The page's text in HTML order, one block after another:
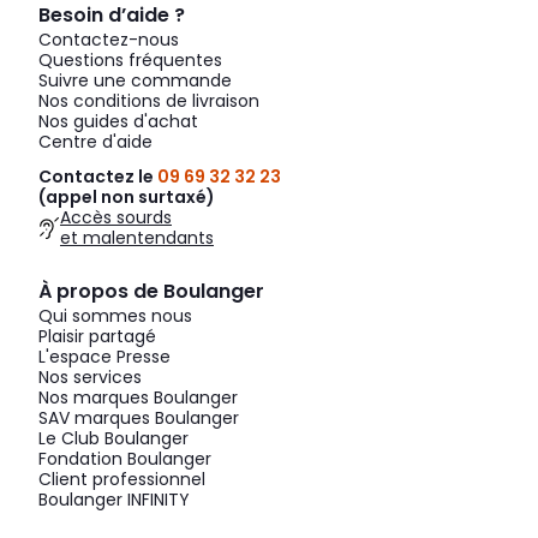
Besoin d’aide ?
Contactez-nous
Questions fréquentes
Suivre une commande
Nos conditions de livraison
Nos guides d'achat
Centre d'aide
Contactez le 09 69 32 32 23
(appel non surtaxé)
Accès sourds
et malentendants
À propos de Boulanger
Qui sommes nous
Plaisir partagé
L'espace Presse
Nos services
Nos marques Boulanger
SAV marques Boulanger
Le Club Boulanger
Fondation Boulanger
Client professionnel
Boulanger INFINITY